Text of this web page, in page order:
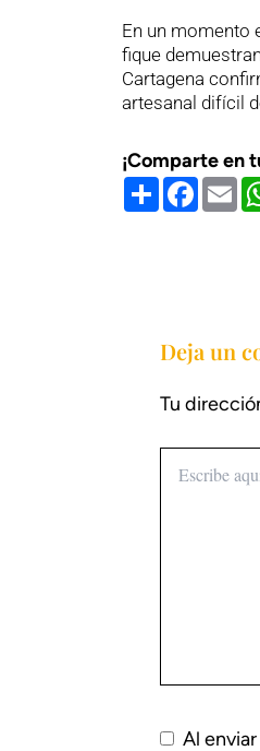
En un momento
fique
Cartagena
artesanal difícil
¡Comparte en
Compartir
Deja un
Tu
aquí...
Al